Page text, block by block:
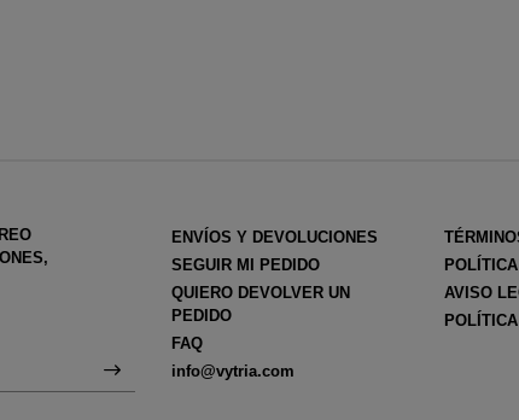
ENVÍOS Y DEVOLUCIONES
SEGUIR MI PEDIDO
QUIERO DEVOLVER UN
PEDIDO
FAQ
info@vytria.com
AVISO